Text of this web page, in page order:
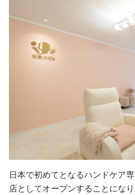
日本で初めてとなるハンドケア
店としてオープンすることになり